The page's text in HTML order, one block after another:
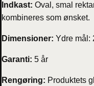
Indkast: Oval, smal
kombineres som ønsket.
Dimensioner: Ydre mål:
Garanti: 5 år
Rengøring: Produktets